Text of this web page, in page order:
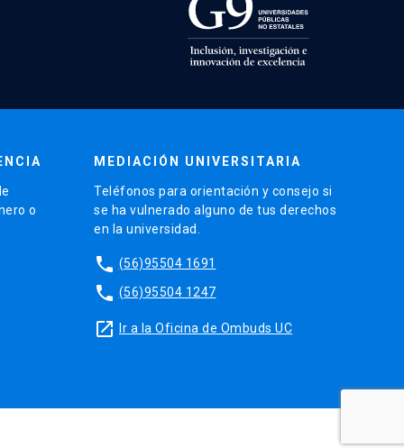
o
MEDIACIÓN UNIVERSITARIA
Teléfonos para orientación y consejo si
se ha vulnerado alguno de tus derechos
en la universidad.
phone (56)95504 1691
phone (56)95504 1247
launch Ir a la Oficina de Ombuds UC